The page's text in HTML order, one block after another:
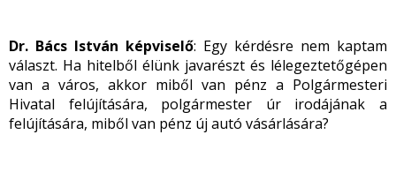
Dr. Bács István képviselő: Egy kérdésre nem kaptam
választ. Ha hitelből élünk javarészt és lélegeztetőgépen
van a város, akkor miből van pénz a Polgármesteri
Hivatal felújítására, polgármester úr irodájának a
felújítására, miből van pénz új autó vásárlására?